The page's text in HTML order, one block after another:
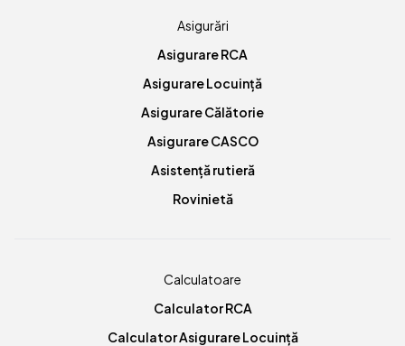
Asigurări
Asigurare RCA
Asigurare Locuință
Asigurare Călătorie
Asigurare CASCO
Asistență rutieră
Rovinietă
Calculatoare
Calculator RCA
Calculator Asigurare Locuință